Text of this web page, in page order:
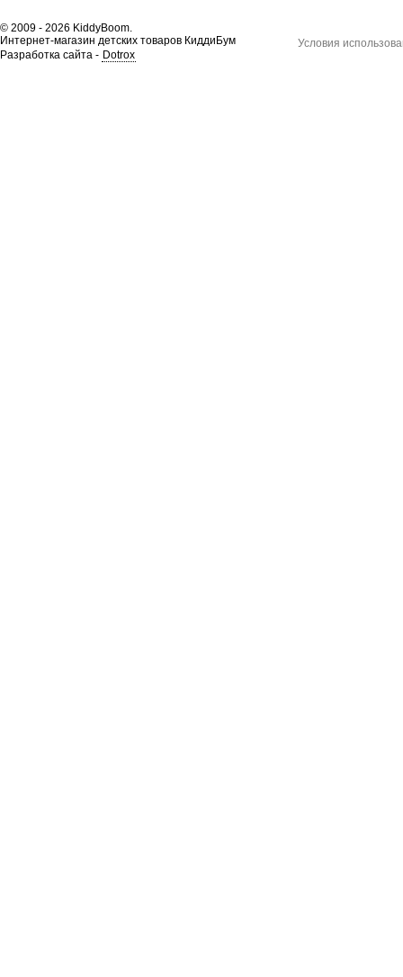
© 2009 - 2026 KiddyBoom.
Интернет-магазин детских товаров КиддиБум
Разработка сайта - Dotrox
Условия